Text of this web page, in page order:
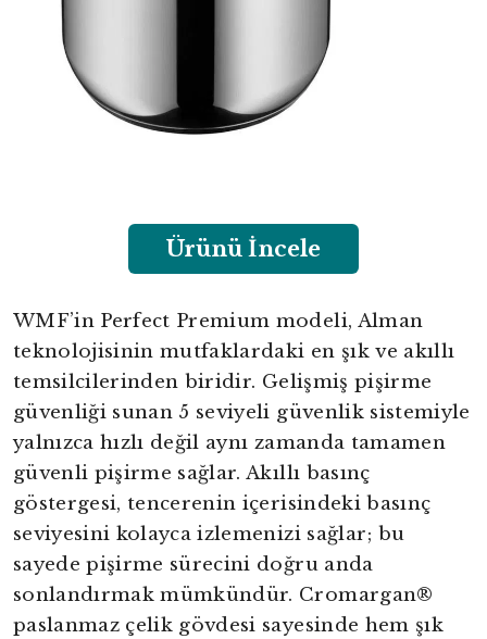
Ürünü İncele
WMF’in Perfect Premium modeli, Alman
teknolojisinin mutfaklardaki en şık ve akıllı
temsilcilerinden biridir. Gelişmiş pişirme
güvenliği sunan 5 seviyeli güvenlik sistemiyle
yalnızca hızlı değil aynı zamanda tamamen
güvenli pişirme sağlar. Akıllı basınç
göstergesi, tencerenin içerisindeki basınç
seviyesini kolayca izlemenizi sağlar; bu
sayede pişirme sürecini doğru anda
sonlandırmak mümkündür. Cromargan®
paslanmaz çelik gövdesi sayesinde hem şık